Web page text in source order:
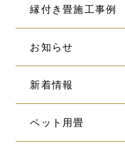
縁付き畳施工事例
お知らせ
新着情報
ペット用畳